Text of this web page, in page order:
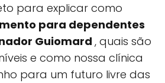
para explicar como
para dependentes
Guiomard , quais são
e como nossa clínica
para um futuro livre das